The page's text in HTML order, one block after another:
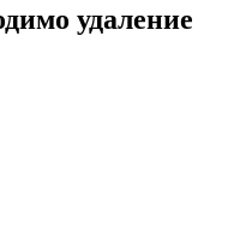
удаление